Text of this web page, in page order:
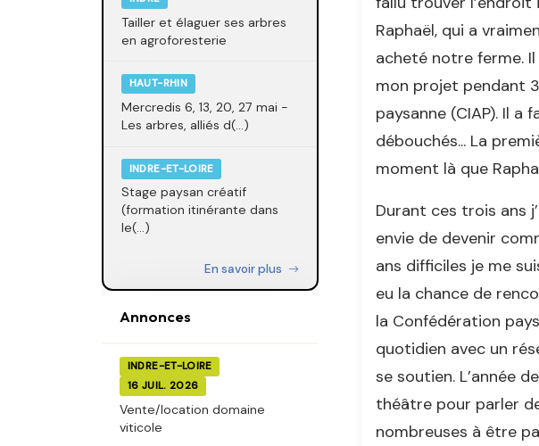
Tailler et élaguer ses arbres
en agroforesterie
HAUT-RHIN
Mercredis 6, 13, 20, 27 mai -
Les arbres, alliés d(...)
INDRE-ET-LOIRE
Stage paysan créatif
(formation itinérante dans
le(...)
En savoir plus
Annonces
INDRE-ET-LOIRE
16 JUIL. 2026
Vente/location domaine
viticole
Raphaël, qui a
acheté notre ferme.
mon projet pendant
paysanne (CIAP). Il
débouchés... La
moment là que
Durant ces trois ans
envie de devenir
ans difficiles je me
eu la chance de
la Confédération
quotidien avec un
se soutien. L’année
théâtre pour parler
nombreuses à être